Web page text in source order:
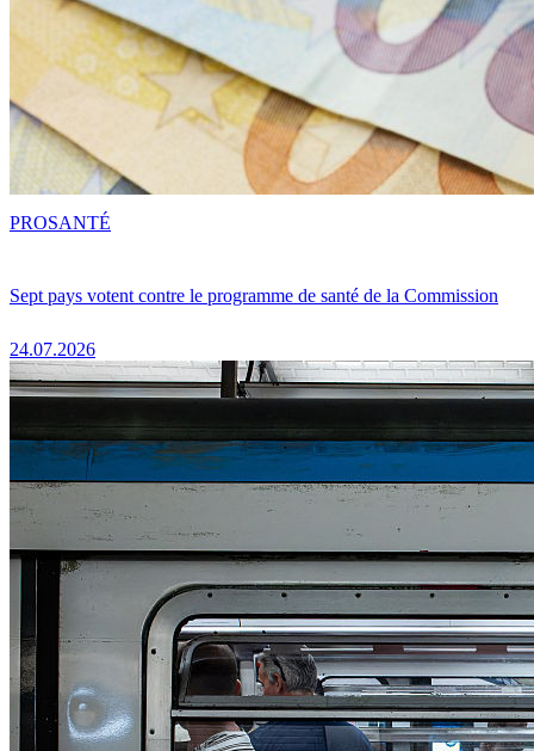
Sept pays votent contre le programme de santé de la Commission
24.07.2026
PROSANTÉ